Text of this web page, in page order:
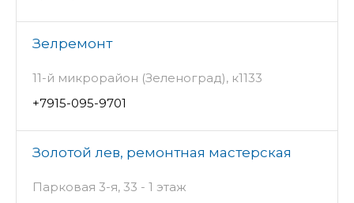
Зелремонт
11-й микрорайон (Зеленоград), к1133
+7915-095-9701
Золотой лев, ремонтная мастерская
Парковая 3-я, 33 - 1 этаж